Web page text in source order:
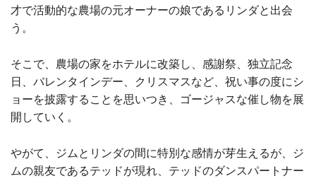
才で活動的な農場の元オーナーの娘であるリンダと出会
う。
そこで、農場の家をホテルに改築し、感謝祭、独立記念
日、バレンタインデー、クリスマスなど、祝い事の度にシ
ョーを披露することを思いつき、ゴージャスな催し物を展
開していく。
やがて、ジムとリンダの間に特別な感情が芽生えるが、ジ
ムの親友であるテッドが現れ、テッドのダンスパートナー